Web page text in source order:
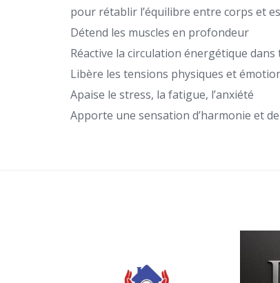
pour rétablir l’équilibre entre corps et
Détend les muscles en profondeur
Réactive la circulation énergétique
Libère les tensions physiques et
Apaise le stress, la fatigue, l’anxiété
Apporte une sensation d’harmonie et